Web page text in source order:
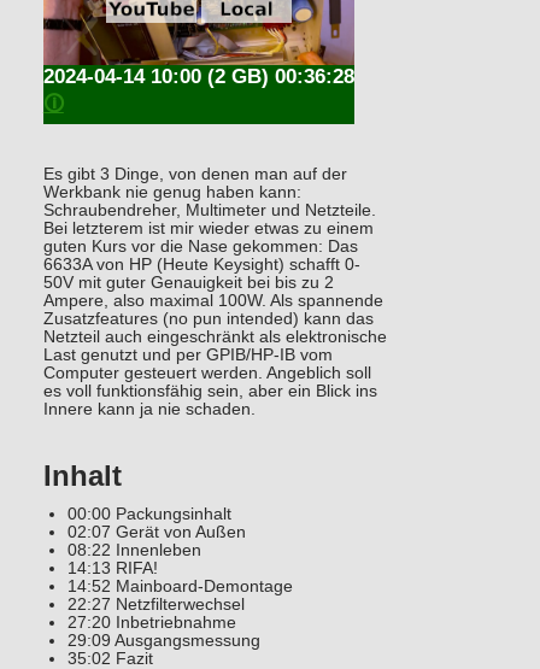
(2 GB) 00:36:28
2024-04-14 10:00
🛈
Es gibt 3 Dinge, von denen man auf der
Werkbank nie genug haben kann:
Schraubendreher, Multimeter und Netzteile.
Bei letzterem ist mir wieder etwas zu einem
guten Kurs vor die Nase gekommen: Das
6633A von HP (Heute Keysight) schafft 0-
50V mit guter Genauigkeit bei bis zu 2
Ampere, also maximal 100W. Als spannende
Zusatzfeatures (no pun intended) kann das
Netzteil auch eingeschränkt als elektronische
Last genutzt und per GPIB/HP-IB vom
Computer gesteuert werden. Angeblich soll
es voll funktionsfähig sein, aber ein Blick ins
Innere kann ja nie schaden.
Inhalt
00:00 Packungsinhalt
02:07 Gerät von Außen
08:22 Innenleben
14:13 RIFA!
14:52 Mainboard-Demontage
22:27 Netzfilterwechsel
27:20 Inbetriebnahme
29:09 Ausgangsmessung
35:02 Fazit